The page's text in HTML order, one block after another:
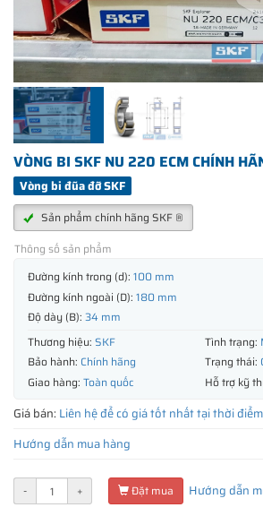
VÒNG BI SKF NU 220 ECM CHÍNH
Vòng bi đũa đỡ SKF
Sản phẩm chính hãng SKF ®
Thông số sản phẩm
Đường kính trong (d): 100 mm
Đường kính ngoài (D): 180 mm
Độ dày (B): 34 mm
Thương hiệu: SKF Tình trạng:
Bảo hành: Chính hãng Trạng thái:
Giao hàng: Toàn quốc Hỗ trợ kỹ
Giá bán: Liên hệ để có giá tốt nhất tại thời điểm
Hướng dẫn mua hàng
- + Đặt mua Hướng dẫn